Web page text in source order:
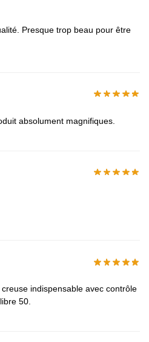
Presque trop beau pour être
absolument magnifiques.
indispensable avec contrôle
50.